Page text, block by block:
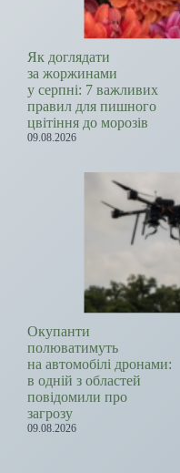
Як доглядати
за жоржинами
у серпні: 7 важливих
правил для пишного
цвітіння до морозів
09.08.2026
Окупанти
полюватимуть
на автомобілі дронами:
в одній з областей
повідомили про
загрозу
09.08.2026